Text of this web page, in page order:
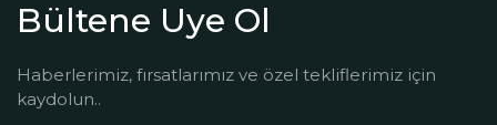
Bültene Uye Ol
Haberlerimiz, fırsatlarımız ve özel tekliflerimiz için
kaydolun..